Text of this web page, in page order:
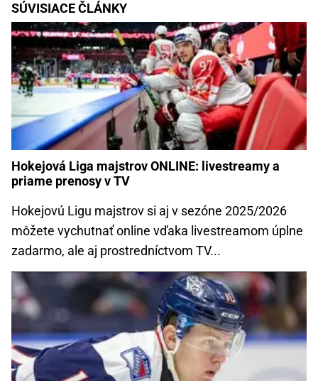
SÚVISIACE ČLÁNKY
Hokejová Liga majstrov ONLINE: livestreamy a
priame prenosy v TV
Hokejovú Ligu majstrov si aj v sezóne 2025/2026
môžete vychutnať online vďaka livestreamom úplne
zadarmo, ale aj prostredníctvom TV...